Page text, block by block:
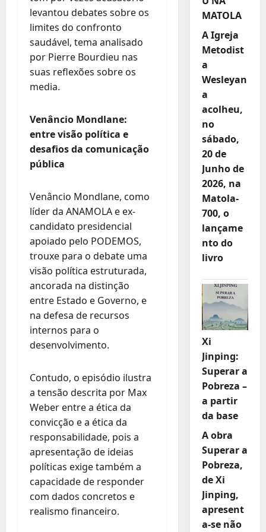
levantou debates sobre os
limites do confronto
saudável, tema analisado
por Pierre Bourdieu nas
suas reflexões sobre os
media.
Venâncio Mondlane:
entre visão política e
desafios da comunicação
pública
Venâncio Mondlane, como
líder da ANAMOLA e ex-
candidato presidencial
apoiado pelo PODEMOS,
trouxe para o debate uma
visão política estruturada,
ancorada na distinção
entre Estado e Governo, e
na defesa de recursos
internos para o
desenvolvimento.
Contudo, o episódio ilustra
a tensão descrita por Max
Weber entre a ética da
convicção e a ética da
responsabilidade, pois a
apresentação de ideias
políticas exige também a
capacidade de responder
com dados concretos e
realismo financeiro.
MATOLA
A Igreja
Metodist
a
Wesleyan
a
acolheu,
no
sábado,
20 de
Junho de
2026, na
Matola-
700, o
lançame
nto do
livro
Xi
Jinping:
Superar a
Pobreza –
a partir
da base
A obra
Superar a
Pobreza,
de Xi
Jinping,
apresent
a-se não